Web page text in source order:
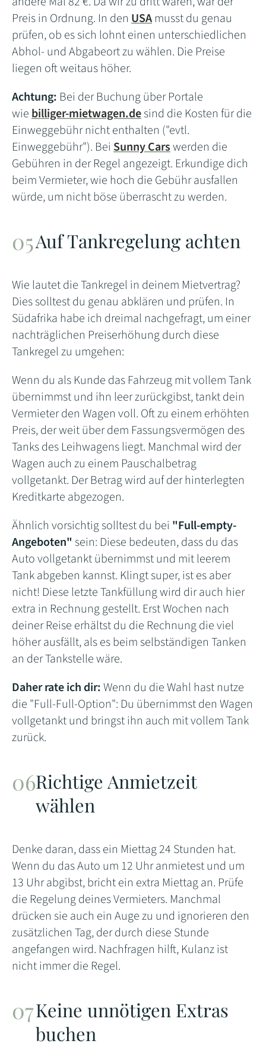
Preis in Ordnung. In den USAmusst du genau
prüfen, ob es sich lohnt einen unterschiedlichen
Abhol- und Abgabeort zu wählen. Die Preise
liegen oft weitaus höher.
Achtung: Bei der Buchung über Portale
wiebilliger-mietwagen.desind die Kosten für die
Einweggebühr nicht enthalten ("evtl.
Einweggebühr"). Bei Sunny Carswerden die
Gebühren in der Regel angezeigt. Erkundige dich
beim Vermieter, wie hoch die Gebühr ausfallen
würde, um nicht böse überrascht zu werden.
Auf Tankregelung achten
Wie lautet die Tankregel in deinem Mietvertrag?
Dies solltest du genau abklären und prüfen. In
Südafrika habe ich dreimal nachgefragt, um einer
nachträglichen Preiserhöhung durch diese
Tankregel zu umgehen:
Wenn du als Kunde das Fahrzeug mit vollem Tank
übernimmst und ihn leer zurückgibst, tankt dein
Vermieter den Wagen voll. Oft zu einem erhöhten
Preis, der weit über dem Fassungsvermögen des
Tanks des Leihwagens liegt. Manchmal wird der
Wagen auch zu einem Pauschalbetrag
vollgetankt. Der Betrag wird auf der hinterlegten
Kreditkarte abgezogen.
Ähnlich vorsichtig solltest du bei "Full-empty-
Angeboten" sein: Diese bedeuten, dass du das
Auto vollgetankt übernimmst und mit leerem
Tank abgeben kannst. Klingt super, ist es aber
nicht! Diese letzte Tankfüllung wird dir auch hier
extra in Rechnung gestellt. Erst Wochen nach
deiner Reise erhältst du die Rechnung die viel
höher ausfällt, als es beim selbständigen Tanken
an der Tankstelle wäre.
Daher rate ich dir:Wenn du die Wahl hast nutze
die "Full-Full-Option": Du übernimmst den Wagen
vollgetankt und bringst ihn auch mit vollem Tank
zurück.
Richtige Anmietzeit
wählen
Denke daran, dass ein Miettag 24 Stunden hat.
Wenn du das Auto um 12 Uhr anmietest und um
13 Uhr abgibst, bricht ein extra Miettag an. Prüfe
die Regelung deines Vermieters. Manchmal
drücken sie auch ein Auge zu und ignorieren den
zusätzlichen Tag, der durch diese Stunde
angefangen wird. Nachfragen hilft, Kulanz ist
nicht immer die Regel.
Keine unnötigen Extras
buchen